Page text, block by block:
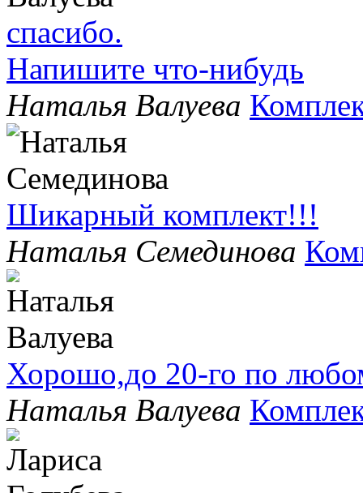
спасибо.
Напишите что-нибудь
Наталья Валуева
Шикарный комплект!!!
Наталья Семединова
Хорошо,до 20-го по
Наталья Валуева